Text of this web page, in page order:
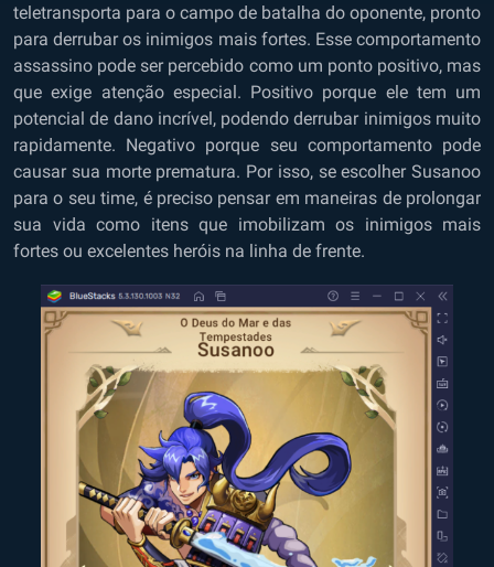
teletransporta para o campo de batalha do oponente, pronto
para derrubar os inimigos mais fortes. Esse comportamento
assassino pode ser percebido como um ponto positivo, mas
que exige atenção especial. Positivo porque ele tem um
potencial de dano incrível, podendo derrubar inimigos muito
rapidamente. Negativo porque seu comportamento pode
causar sua morte prematura. Por isso, se escolher Susanoo
para o seu time, é preciso pensar em maneiras de prolongar
sua vida como itens que imobilizam os inimigos mais
fortes ou excelentes heróis na linha de frente.